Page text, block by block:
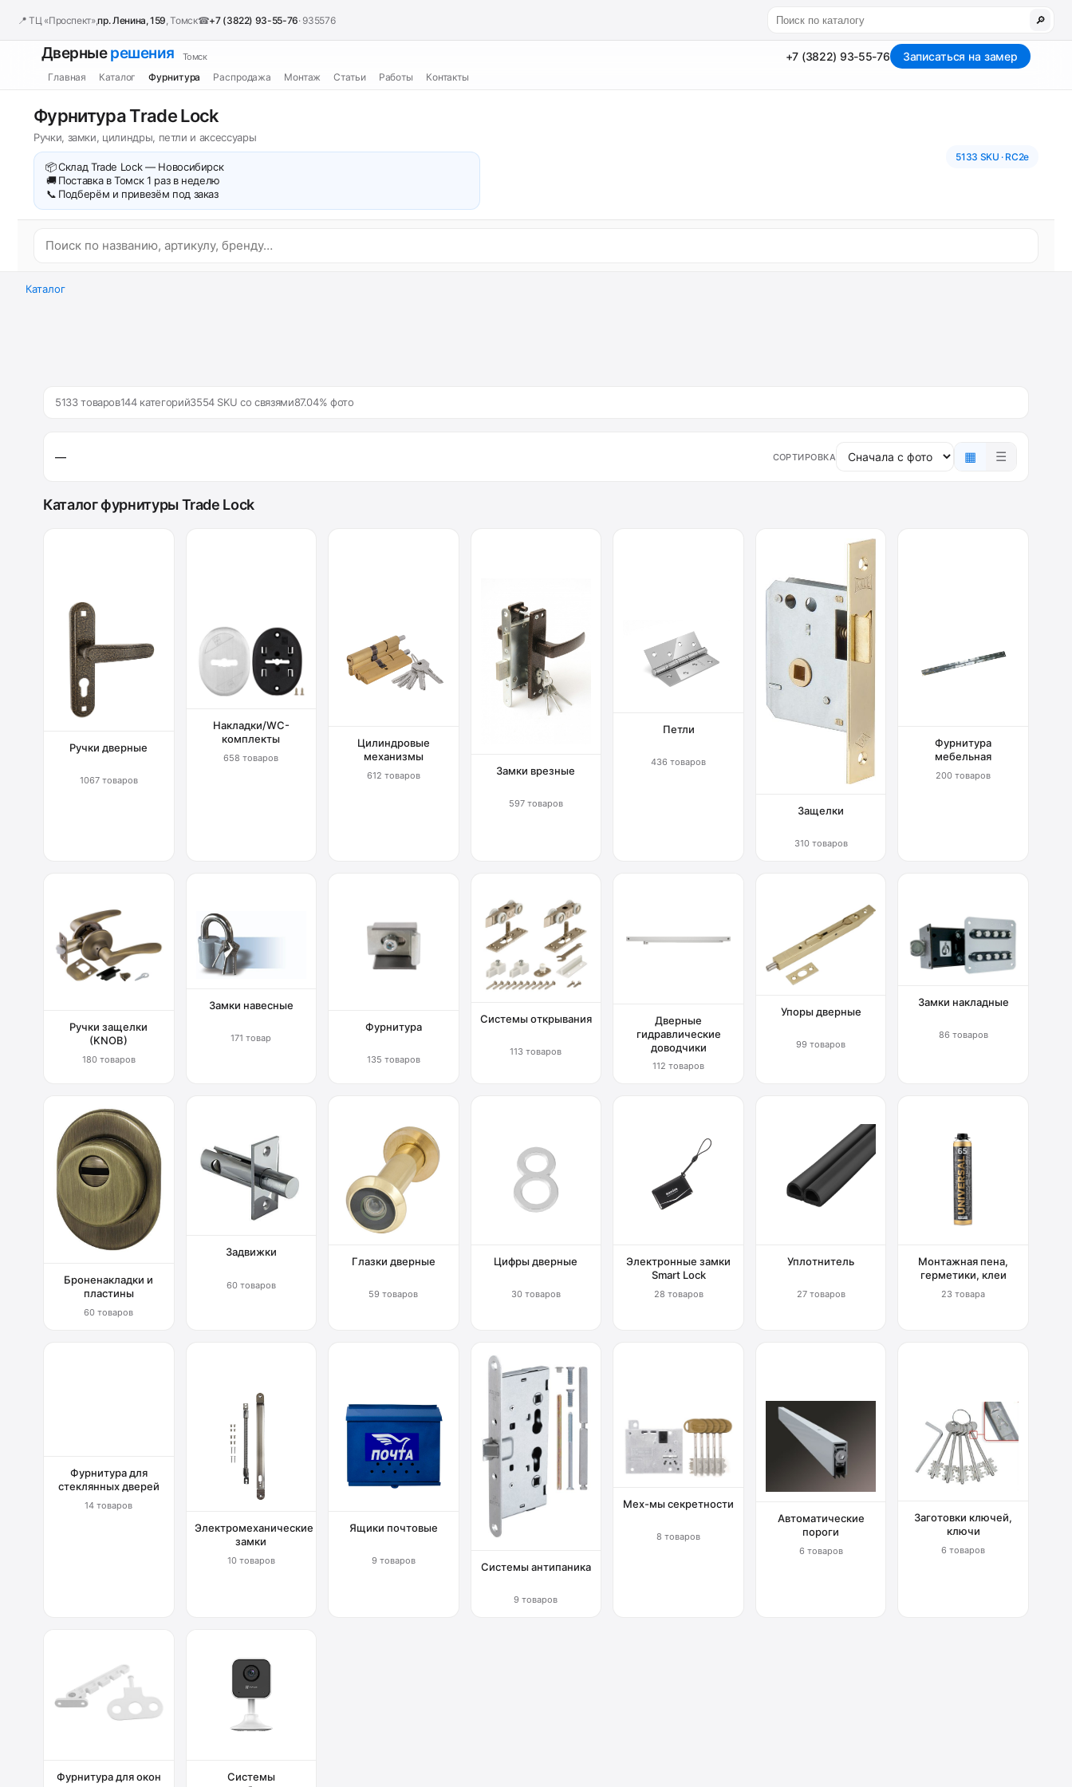
📍 ТЦ «Проспект»,пр. Ленина, 159 , Томск☎+7 (3822) 93-55-76· 935576 🔎
Дверныерешения Томск
Главная Каталог Фурнитура Распродажа Монтаж Статьи Работы Контакты
+7 (3822) 93-55-76 Записаться на замер
Фурнитура Trade Lock
Ручки, замки, цилиндры, петли и аксессуары
📦Склад Trade Lock — Новосибирск
🚚 Поставка в Томск 1 раз в неделю
📞 Подберём и привезём под заказ
5133 SKU · RC2e
Каталог
5133 товаров144 категорий3554 SKU со связями87.04% фото
— СОРТИРОВКА ▦ ☰
Каталог фурнитуры Trade Lock
Ручки дверные
1067 товаров
Накладки/WC-
комплекты
658 товаров
Цилиндровые
механизмы
612 товаров Замки врезные
597 товаров
Петли
436 товаров
Защелки
310 товаров
Фурнитура
мебельная
200 товаров
Ручки защелки
(KNOB)
180 товаров
Замки навесные
171 товар
Фурнитура
135 товаров
Системы открывания
113 товаров
Дверные
гидравлические
доводчики
112 товаров
Упоры дверные
99 товаров
Замки накладные
86 товаров
Броненакладки и
пластины
60 товаров
Задвижки
60 товаров
Глазки дверные
59 товаров
Цифры дверные
30 товаров
Электронные замки
Smart Lock
28 товаров
Уплотнитель
27 товаров
Монтажная пена,
герметики, клеи
23 товара
Фурнитура для
стеклянных дверей
14 товаров
Электромеханические
замки
10 товаров
Ящики почтовые
9 товаров Системы антипаника
9 товаров
Мех-мы секретности
8 товаров
Автоматические
пороги
6 товаров
Заготовки ключей,
ключи
6 товаров
Фурнитура для окон
Системы